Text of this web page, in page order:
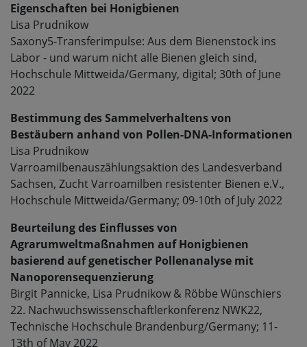
Eigenschaften bei Honigbienen
Lisa Prudnikow
Saxony5-Transferimpulse: Aus dem Bienenstock ins
Labor - und warum nicht alle Bienen gleich sind,
Hochschule Mittweida/Germany, digital; 30th of June
2022
Bestimmung des Sammelverhaltens von
Bestäubern anhand von Pollen-DNA-Informationen
Lisa Prudnikow
Varroamilbenauszählungsaktion des Landesverband
Sachsen, Zucht Varroamilben resistenter Bienen e.V.,
Hochschule Mittweida/Germany; 09-10th of July 2022
Beurteilung des Einflusses von
Agrarumweltmaßnahmen auf Honigbienen
basierend auf genetischer Pollenanalyse mit
Nanoporensequenzierung
Birgit Pannicke, Lisa Prudnikow & Röbbe Wünschiers
22. Nachwuchswissenschaftlerkonferenz NWK22,
Technische Hochschule Brandenburg/Germany; 11-
13th of May 2022